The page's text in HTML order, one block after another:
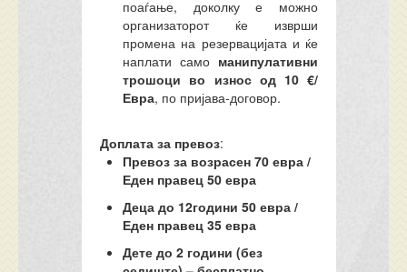
поаѓање, доколку е можно
организаторот ќе изврши
промена на резервацијата и ќе
наплати само манипулативни
трошоци во износ од 10 €/
Евра, по пријава-договор.
Доплата за превоз:
Превоз за возрасен 70 евра /
Еден правец 50 евра
Деца до 12години 50 евра /
Еден правец 35 евра
Дете до 2 години (без